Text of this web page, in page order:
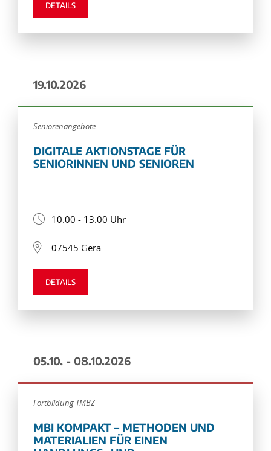
DETAILS
19.10.2026
Seniorenangebote
DIGITALE AKTIONSTAGE FÜR
SENIORINNEN UND SENIOREN
10:00 - 13:00 Uhr
07545 Gera
DETAILS
05.10. - 08.10.2026
Fortbildung TMBZ
MBI KOMPAKT – METHODEN UND
MATERIALIEN FÜR EINEN